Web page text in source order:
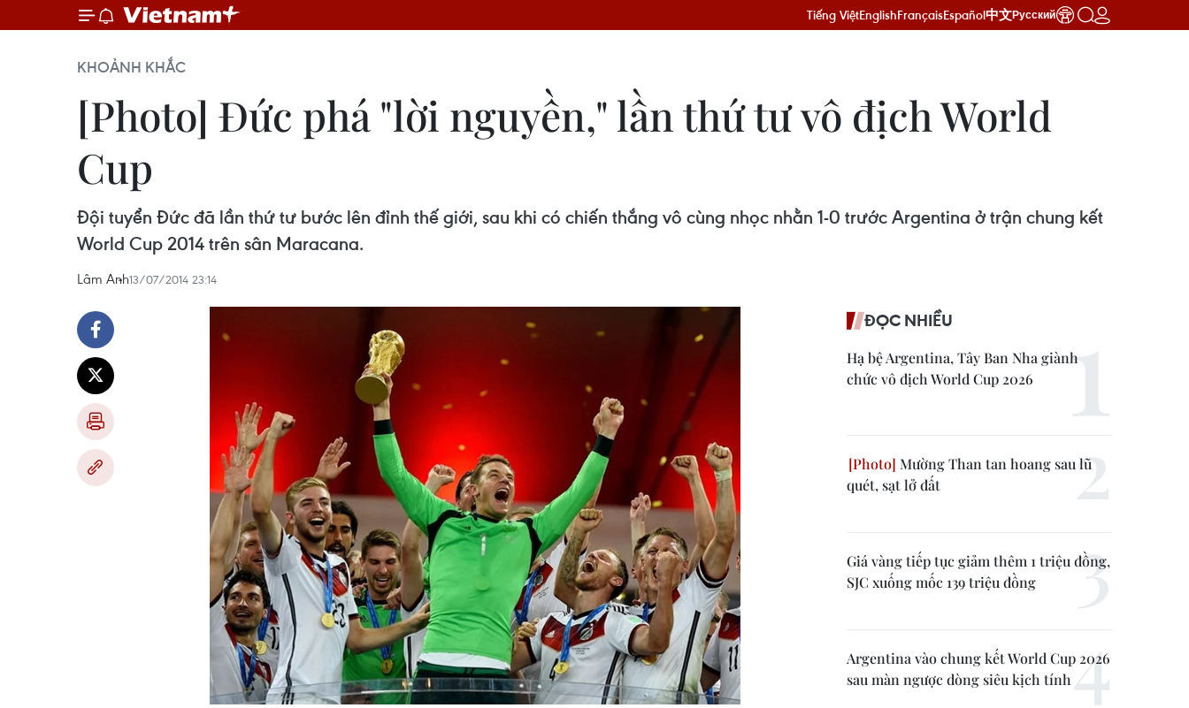
Tiếng ViệtEnglishFrançaisEspañol中文Русский
KHOẢNH KHẮC
[Photo] Đức phá "lời nguyền," lần thứ tư vô địch World
Cup
Đội tuyển Đức đã lần thứ tư bước lên đỉnh thế giới, sau khi có chiến thắng vô cùng nhọc nhằn 1-0 trước Argentina ở trận chung kết
World Cup 2014 trên sân Maracana.
Lâm Anh13/07/2014 23:14
ĐỌC NHIỀU
Hạ bệ Argentina, Tây Ban Nha giành
chức vô địch World Cup 2026
Mường Than tan hoang sau lũ
quét, sạt lở đất
Giá vàng tiếp tục giảm thêm 1 triệu đồng,
SJC xuống mốc 139 triệu đồng
Argentina vào chung kết World Cup 2026
sau màn ngược dòng siêu kịch tính